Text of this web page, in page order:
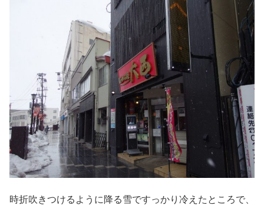
時折吹きつけるように降る雪ですっかり冷えたところで、